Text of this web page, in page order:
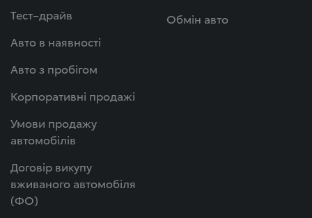
Тест–драйв
Авто в наявності
Авто з пробігом
Корпоративні продажі
Умови продажу
автомобілів
Договір викупу
вживаного автомобіля
(ФО)
Обмін авто